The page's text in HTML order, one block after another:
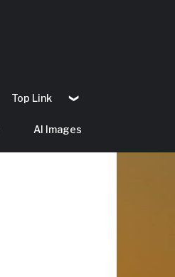
Top Link
AI Images